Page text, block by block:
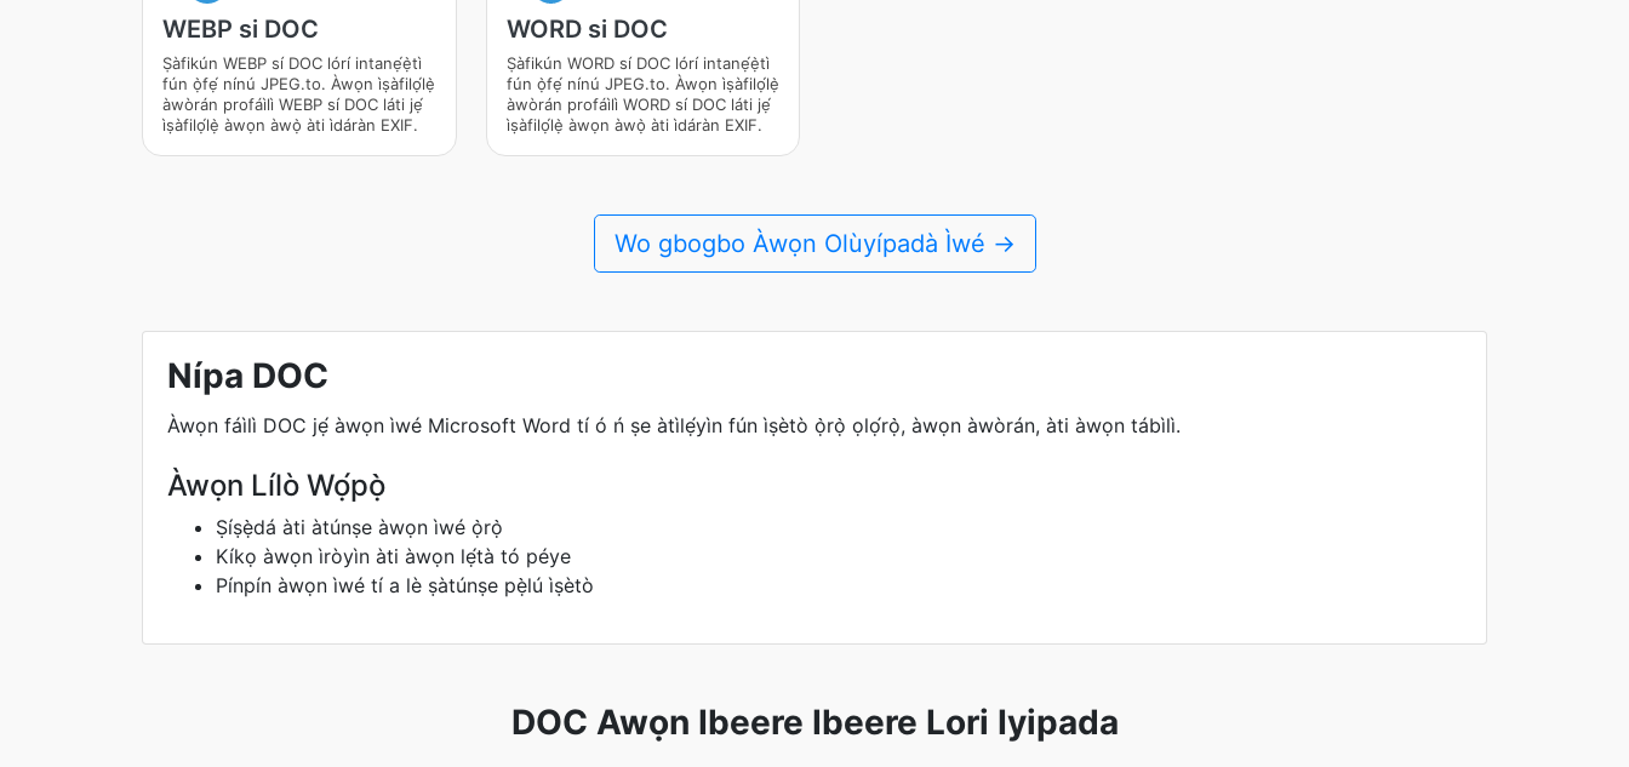
WEBP si DOC
Ṣàfikún WEBP sí DOC lórí intanẹ́ẹ̀tì
fún ọ̀fẹ́ nínú JPEG.to. Àwọn ìṣàfilọ́lẹ̀
àwòrán profáìlì WEBP sí DOC láti jẹ́
ìṣàfilọ́lẹ̀ àwọn àwọ̀ àti ìdáràn EXIF.
WORD si DOC
Ṣàfikún WORD sí DOC lórí intanẹ́ẹ̀tì
fún ọ̀fẹ́ nínú JPEG.to. Àwọn ìṣàfilọ́lẹ̀
àwòrán profáìlì WORD sí DOC láti jẹ́
ìṣàfilọ́lẹ̀ àwọn àwọ̀ àti ìdáràn EXIF.
Wo gbogbo Àwọn Olùyípadà Ìwé →
Nípa DOC
Àwọn fáìlì DOC jẹ́ àwọn ìwé Microsoft Word tí ó ń ṣe àtìlẹ́yìn fún ìṣètò ọ̀rọ̀ ọlọ́rọ̀, àwọn àwòrán, àti àwọn tábìlì.
Àwọn Lílò Wọ́pọ̀
Ṣíṣẹ̀dá àti àtúnṣe àwọn ìwé ọ̀rọ̀
Kíkọ àwọn ìròyìn àti àwọn lẹ́tà tó péye
Pínpín àwọn ìwé tí a lè ṣàtúnṣe pẹ̀lú ìṣètò
DOC Awọn Ibeere Ibeere Lori Iyipada